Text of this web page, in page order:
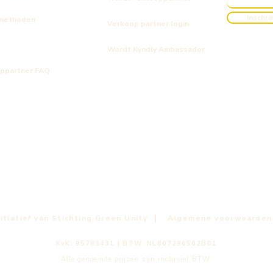
FAQ
Verkoop partner login
Wordt Kyndly Ambassador
van Stichting Green Unity | Algemene voorwaarden
KvK: 95783431 | BTW: NL867296562B01
Alle genoemde prijzen zijn inclusief BTW.